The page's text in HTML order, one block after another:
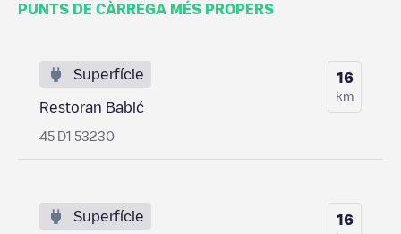
PUNTS DE CÀRREGA MÉS PROPERS
Superfície
Restoran Babić
45 D1 53230
16
km
Superfície 16